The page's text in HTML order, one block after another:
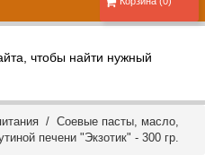
чтобы найти нужный
/ Соевые пасты, масло,
печени "Экзотик" - 300 гр.